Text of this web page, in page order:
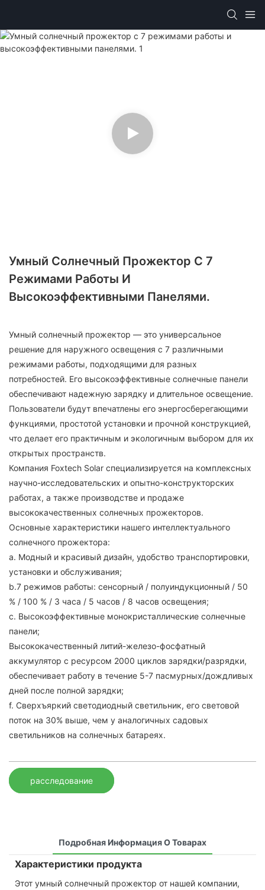
Умный Солнечный Прожектор С 7
Режимами Работы И
Высокоэффективными Панелями.
Умный солнечный прожектор — это универсальное
решение для наружного освещения с 7 различными
режимами работы, подходящими для разных
потребностей. Его высокоэффективные солнечные панели
обеспечивают надежную зарядку и длительное освещение.
Пользователи будут впечатлены его энергосберегающими
функциями, простотой установки и прочной конструкцией,
что делает его практичным и экологичным выбором для их
открытых пространств.
Компания Foxtech Solar специализируется на комплексных
научно-исследовательских и опытно-конструкторских
работах, а также производстве и продаже
высококачественных солнечных прожекторов.
Основные характеристики нашего интеллектуального
солнечного прожектора:
а. Модный и красивый дизайн, удобство транспортировки,
установки и обслуживания;
b.7 режимов работы: сенсорный / полуиндукционный / 50
% / 100 % / 3 часа / 5 часов / 8 часов освещения;
c. Высокоэффективные монокристаллические солнечные
панели;
Высококачественный литий-железо-фосфатный
аккумулятор с ресурсом 2000 циклов зарядки/разрядки,
обеспечивает работу в течение 5-7 пасмурных/дождливых
дней после полной зарядки;
f. Сверхъяркий светодиодный светильник, его световой
поток на 30% выше, чем у аналогичных садовых
светильников на солнечных батареях.
расследование
Подробная Информация О Товарах
Характеристики продукта
Этот умный солнечный прожектор от нашей компании,